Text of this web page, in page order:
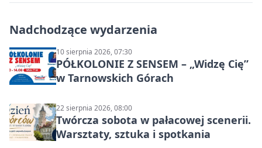
Nadchodzące wydarzenia
10 sierpnia 2026, 07:30
PÓŁKOLONIE Z SENSEM – „Widzę Cię”
w Tarnowskich Górach
22 sierpnia 2026, 08:00
Twórcza sobota w pałacowej scenerii.
Warsztaty, sztuka i spotkania